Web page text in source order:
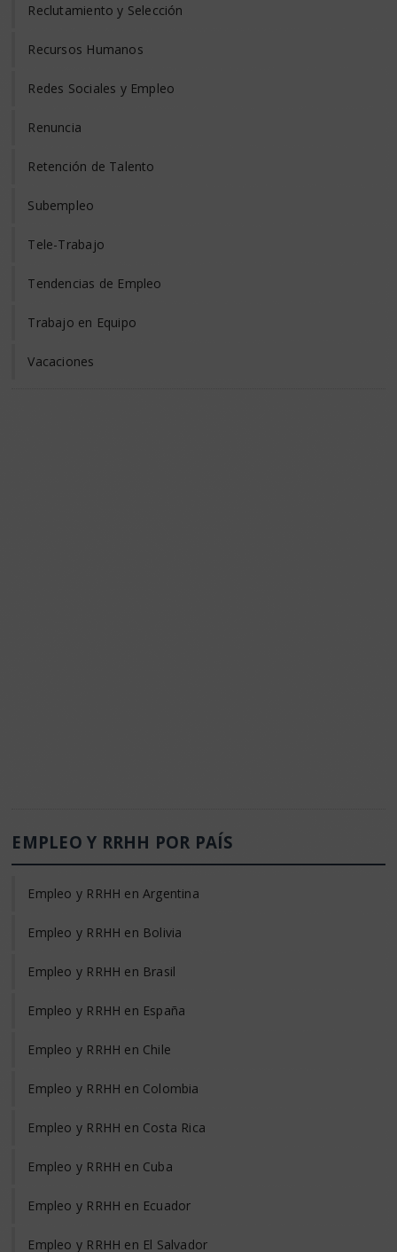
Reclutamiento y Selección
Recursos Humanos
Redes Sociales y Empleo
Renuncia
Retención de Talento
Subempleo
Tele-Trabajo
Tendencias de Empleo
Trabajo en Equipo
Vacaciones
EMPLEO Y RRHH POR PAÍS
Empleo y RRHH en Argentina
Empleo y RRHH en Bolivia
Empleo y RRHH en Brasil
Empleo y RRHH en España
Empleo y RRHH en Chile
Empleo y RRHH en Colombia
Empleo y RRHH en Costa Rica
Empleo y RRHH en Cuba
Empleo y RRHH en Ecuador
Empleo y RRHH en El Salvador